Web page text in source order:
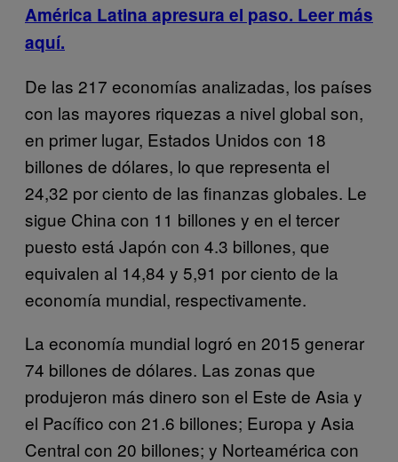
América Latina apresura el paso. Leer más
aquí.
De las 217 economías analizadas, los países
con las mayores riquezas a nivel global son,
en primer lugar, Estados Unidos con 18
billones de dólares, lo que representa el
24,32 por ciento de las finanzas globales. Le
sigue China con 11 billones y en el tercer
puesto está Japón con 4.3 billones, que
equivalen al 14,84 y 5,91 por ciento de la
economía mundial, respectivamente.
La economía mundial logró en 2015 generar
74 billones de dólares. Las zonas que
produjeron más dinero son el Este de Asia y
el Pacífico con 21.6 billones; Europa y Asia
Central con 20 billones; y Norteamérica con